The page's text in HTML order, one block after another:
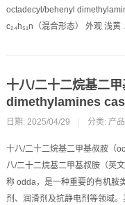
octadecyl/behenyl
c₂₄h₅₁n（混合形态） 外观 浅黄
十八/二十二烷基二
dimethylamines
日期: 2025/04/29 分类: 产
十八/二十二烷基二甲基叔胺（
八/二十二烷基二甲基叔胺（英
称 odda，是一种重要的有机胺
剂、润滑剂及抗静电剂等领域